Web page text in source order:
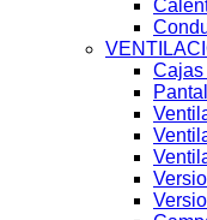
Cajas